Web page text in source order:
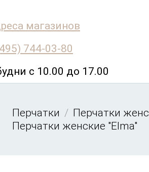
магазинов
744-03-80
с 10.00 до 17.00
Перчатки
Перчатки
Перчатки женские "Elma"